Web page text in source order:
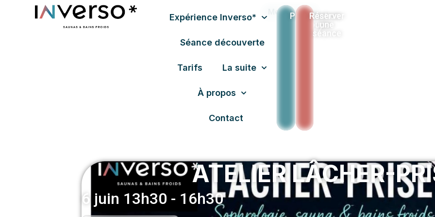
Mon compte
Expérience Inverso*
Séance découverte
Tarifs La suite
À propos
Contact
Privatisation
Groupe
Réserver
une
séance
ATELIER LÂCHER-
6 juin 13h30 - 16h30